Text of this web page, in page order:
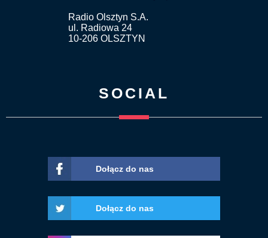
Radio Olsztyn S.A.
ul. Radiowa 24
10-206 OLSZTYN
SOCIAL
Dołącz do nas
Dołącz do nas